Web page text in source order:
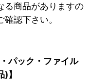
る商品がありますの
認下さい。
パック・ファイル
】